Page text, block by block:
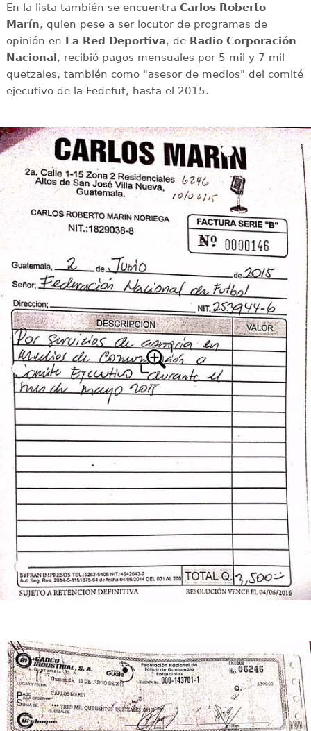
En la lista también se encuentra Carlos Roberto
Marín, quien pese a ser locutor de programas de
opinión en La Red Deportiva, de Radio Corporación
Nacional, recibió pagos mensuales por 5 mil y 7 mil
quetzales, también como "asesor de medios" del comité
ejecutivo de la Fedefut, hasta el 2015.